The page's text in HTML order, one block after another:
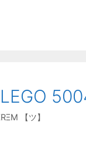
【ツ】